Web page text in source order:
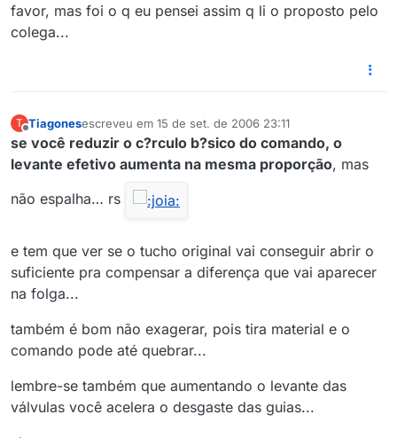
favor, mas foi o q eu pensei assim q li o proposto pelo
colega...
T
Offline
Tiagonesescreveu em 15 de set. de 2006 23:11
última edição por
se você reduzir o c?rculo b?sico do comando, o
levante efetivo aumenta na mesma proporção, mas
não espalha… rs
e tem que ver se o tucho original vai conseguir abrir o
suficiente pra compensar a diferença que vai aparecer
na folga...
também é bom não exagerar, pois tira material e o
comando pode até quebrar...
lembre-se também que aumentando o levante das
válvulas você acelera o desgaste das guias...